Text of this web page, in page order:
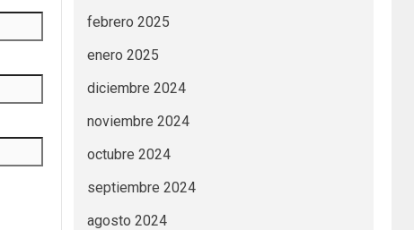
febrero 2025
enero 2025
diciembre 2024
noviembre 2024
octubre 2024
septiembre 2024
agosto 2024